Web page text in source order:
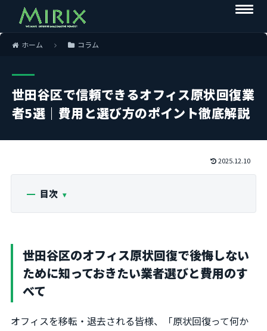
ホーム コラム
世田谷区で信頼できるオフィス原状回復業
者5選｜費用と選び方のポイント徹底解説
2025.12.10
目次
世田谷区のオフィス原状回復で後悔しない
ために知っておきたい業者選びと費用のす
べて
オフィスを移転・退去される皆様、「原状回復って何か